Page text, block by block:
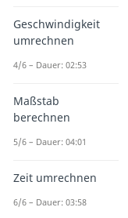
Jahreszins. Hierbei
viele Zinsen du
nach
bekommst oder
Dafür brauchst du
ZdieZinsen , die
KdeinKapital ,
du anlegst oder
Geschwindigkeit
umrechnen
4/6 – Dauer: 02:53
Maßstab
berechnen
5/6 – Dauer: 04:01
Zeit umrechnen
6/6 – Dauer: 03:58